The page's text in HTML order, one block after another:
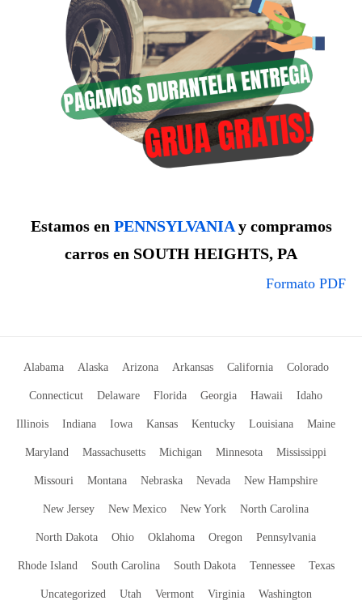
Estamos en PENNSYLVANIAy compramos
carros en SOUTH HEIGHTS, PA
Formato PDF
Alabama Alaska Arizona Arkansas California Colorado
Connecticut Delaware Florida Georgia Hawaii Idaho
Illinois Indiana Iowa Kansas Kentucky Louisiana Maine
Maryland Massachusetts Michigan Minnesota Mississippi
Missouri Montana Nebraska Nevada New Hampshire
New Jersey New Mexico New York North Carolina
North Dakota Ohio Oklahoma Oregon Pennsylvania
Rhode Island South Carolina South Dakota Tennessee Texas
Uncategorized Utah Vermont Virginia Washington